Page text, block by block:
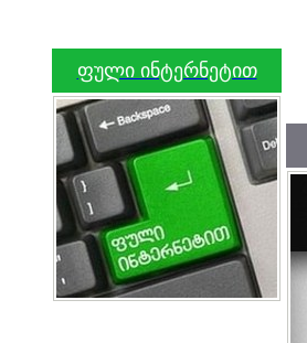
ფული ინტერნეტით